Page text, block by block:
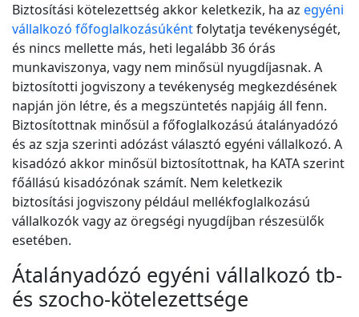
Biztosítási kötelezettség akkor keletkezik, ha az egyéni
vállalkozó főfoglalkozásúkéntfolytatja tevékenységét,
és nincs mellette más, heti legalább 36 órás
munkaviszonya, vagy nem minősül nyugdíjasnak. A
biztosítotti jogviszony a tevékenység megkezdésének
napján jön létre, és a megszüntetés napjáig áll fenn.
Biztosítottnak minősül a főfoglalkozású átalányadózó
és az szja szerinti adózást választó egyéni vállalkozó. A
kisadózó akkor minősül biztosítottnak, ha KATA szerint
főállású kisadózónak számít. Nem keletkezik
biztosítási jogviszony például mellékfoglalkozású
vállalkozók vagy az öregségi nyugdíjban részesülők
esetében.
Átalányadózó egyéni vállalkozó tb-
és szocho-kötelezettsége